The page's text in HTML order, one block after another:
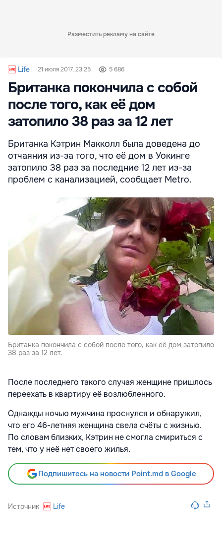
Разместить рекламу на сайте
Life 21 июля 2017, 23:25 5 686
Британка покончила с собой
после того, как её дом
затопило 38 раз за 12 лет
Британка Кэтрин Макколл была доведена до
отчаяния из-за того, что её дом в Уокинге
затопило 38 раз за последние 12 лет из-за
проблем с канализацией, сообщает Metro.
Британка покончила с собой после того, как её дом затопило
38 раз за 12 лет.
После последнего такого случая женщине пришлось
переехать в квартиру её возлюбленного.
Однажды ночью мужчина проснулся и обнаружил,
что его 46-летняя женщина свела счёты с жизнью.
По словам близких, Кэтрин не смогла смириться с
тем, что у неё нет своего жилья.
Подпишитесь на новости Point.md в Google
Источник Life